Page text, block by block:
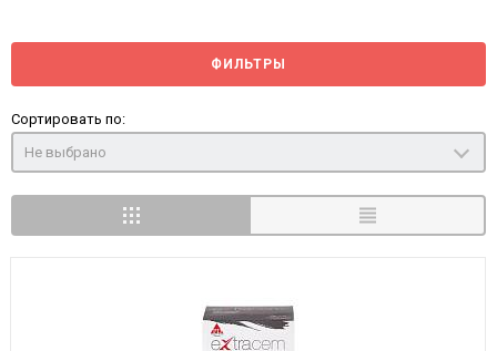
ФИЛЬТРЫ
Сортировать по:
Не выбрано